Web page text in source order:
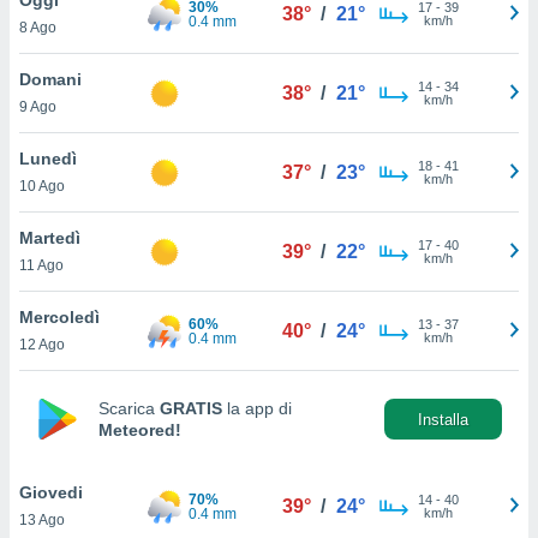
è
al sito
di
ci
di
il
un
la
nella
8 Ago
30%
0.4 mm
38° / 21° 17- 39
km/h
Domani
9 Ago
38° / 21° 14- 34
km/h
Lunedì
10 Ago
37° / 23° 18- 41
km/h
Martedì
11 Ago
39° / 22° 17- 40
km/h
Mercoledì
12 Ago
60%
0.4 mm
40° / 24° 13- 37
km/h
Scarica GRATIS la app di
Meteored!
Installa
Giovedi
13 Ago
70%
0.4 mm
39° / 24° 14- 40
km/h